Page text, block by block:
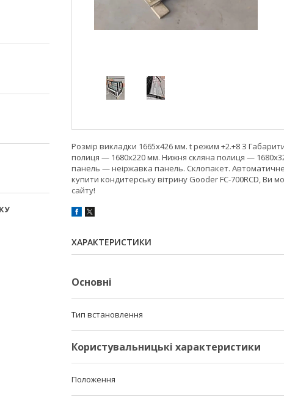
Розмір викладки 1665х426 мм. t режим +2.+8 З
полиця — 1680х220 мм. Нижня скляна полиця —
панель — неіржавка панель. Склопакет.
купити кондитерську вітрину Gooder FC-700RCD,
сайту!
ХАРАКТЕРИСТИКИ
Основні
Тип встановлення
Користувальницькі характеристики
Положення